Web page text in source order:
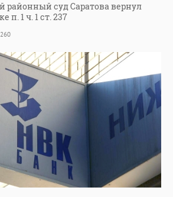
районный суд Саратова вернул
п. 1 ч. 1 ст. 237